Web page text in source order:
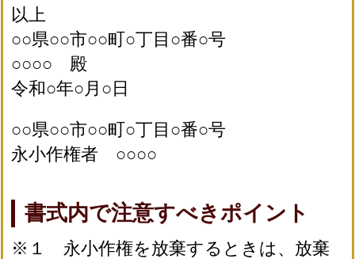
以上
○○県○○市○○町○丁目○番○号
○○○○ 殿
令和○年○月○日
○○県○○市○○町○丁目○番○号
永小作権者 ○○○○
書式内で注意すべきポイント
※１ 永小作権を放棄するときは、放棄